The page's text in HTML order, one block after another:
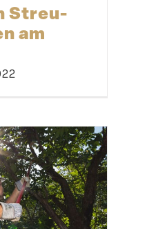
Streu­
am